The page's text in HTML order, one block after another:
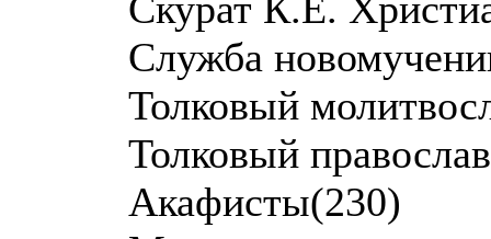
Служба
Толковый
Толковый
Акафисты(230)